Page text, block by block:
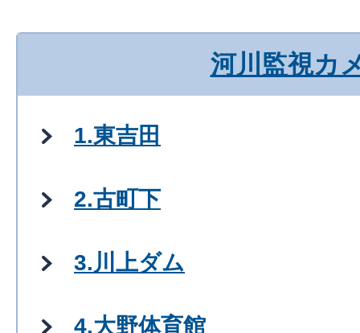
河川監視カ
1.東吉田
2.古町下
3.川上ダム
4.大野体育館